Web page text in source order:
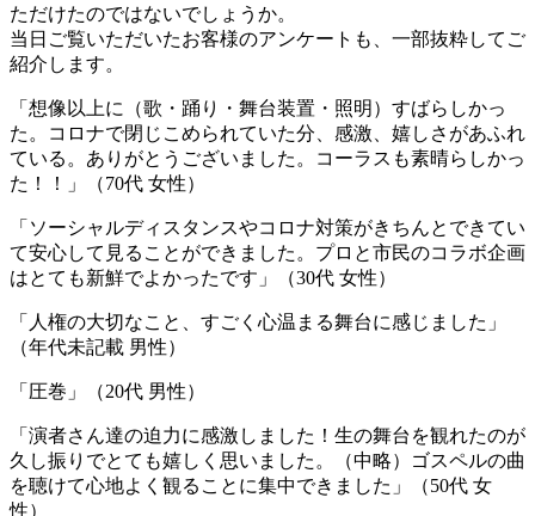
ただけたのではないでしょうか。
当日ご覧いただいたお客様のアンケートも、一部抜粋してご
紹介します。
「想像以上に（歌・踊り・舞台装置・照明）すばらしかっ
た。コロナで閉じこめられていた分、感激、嬉しさがあふれ
ている。ありがとうございました。コーラスも素晴らしかっ
た！！」（70代 女性）
「ソーシャルディスタンスやコロナ対策がきちんとできてい
て安心して見ることができました。プロと市民のコラボ企画
はとても新鮮でよかったです」（30代 女性）
「人権の大切なこと、すごく心温まる舞台に感じました」
（年代未記載 男性）
「圧巻」（20代 男性）
「演者さん達の迫力に感激しました！生の舞台を観れたのが
久し振りでとても嬉しく思いました。（中略）ゴスペルの曲
を聴けて心地よく観ることに集中できました」（50代 女
性）